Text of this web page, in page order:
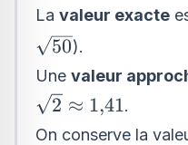
La valeur exacte
\sqrt{50}
50).
Une valeur
\sqrt{2}\approx
1{,}41
2 ≈ 1,41.
On conserve la